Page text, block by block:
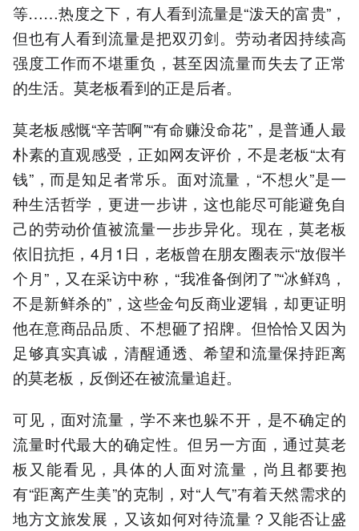
等……热度之下，有人看到流量是“泼天的富贵”，
但也有人看到流量是把双刃剑。劳动者因持续高
强度工作而不堪重负，甚至因流量而失去了正常
的生活。莫老板看到的正是后者。
莫老板感慨“辛苦啊”“有命赚没命花”，是普通人最
朴素的直观感受，正如网友评价，不是老板“太有
钱”，而是知足者常乐。面对流量，“不想火”是一
种生活哲学，更进一步讲，这也能尽可能避免自
己的劳动价值被流量一步步异化。现在，莫老板
依旧抗拒，4月1日，老板曾在朋友圈表示“放假半
个月”，又在采访中称，“我准备倒闭了”“冰鲜鸡，
不是新鲜杀的”，这些金句反商业逻辑，却更证明
他在意商品品质、不想砸了招牌。但恰恰又因为
足够真实真诚，清醒通透、希望和流量保持距离
的莫老板，反倒还在被流量追赶。
可见，面对流量，学不来也躲不开，是不确定的
流量时代最大的确定性。但另一方面，通过莫老
板又能看见，具体的人面对流量，尚且都要抱
有“距离产生美”的克制，对“人气”有着天然需求的
地方文旅发展，又该如何对待流量？又能否让盛